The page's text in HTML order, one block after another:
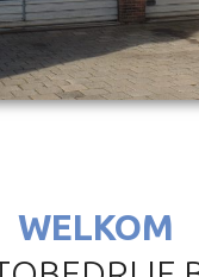
WELKOM